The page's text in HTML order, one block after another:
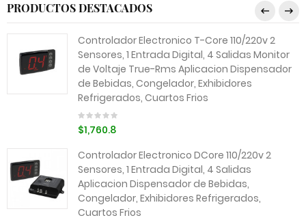
PRODUCTOS DESTACADOS
Controlador Electronico T-Core 110/220v 2
Sensores, 1 Entrada Digital, 4 Salidas Monitor
de Voltaje True-Rms Aplicacion Dispensador
de Bebidas, Congelador, Exhibidores
Refrigerados, Cuartos Frios
$1,760.8
Controlador Electronico DCore 110/220v 2
Sensores, 1 Entrada Digital, 4 Salidas
Aplicacion Dispensador de Bebidas,
Congelador, Exhibidores Refrigerados,
Cuartos Frios